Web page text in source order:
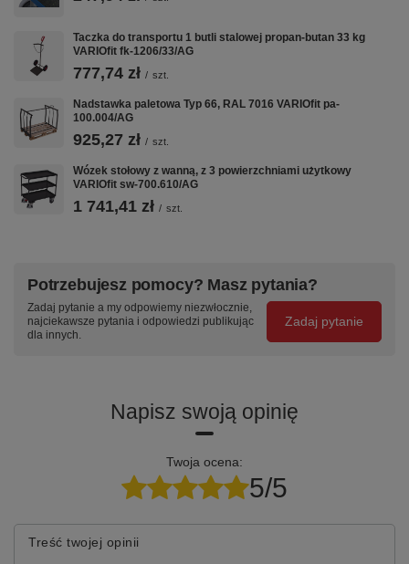
Taczka do transportu 1 butli stalowej propan-butan 33 kg
VARIOfit fk-1206/33/AG
777,74 zł / szt.
Nadstawka paletowa Typ 66, RAL 7016 VARIOfit pa-
100.004/AG
925,27 zł / szt.
Wózek stołowy z wanną, z 3 powierzchniami użytkowy
VARIOfit sw-700.610/AG
1 741,41 zł / szt.
Potrzebujesz pomocy? Masz pytania?
Zadaj pytanie a my odpowiemy niezwłocznie,
najciekawsze pytania i odpowiedzi publikując
dla innych.
Zadaj pytanie
Napisz swoją opinię
Twoja ocena:
5/5
Treść twojej opinii